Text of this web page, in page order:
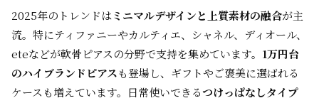
2025年のトレンドはミニマルデザインと上質素材の融合が主
流。特にティファニーやカルティエ、シャネル、ディオール、
eteなどが軟骨ピアスの分野で支持を集めています。 1万円台
のハイブランドピアスも登場し、ギフトやご褒美に選ばれる
ケースも増えています。日常使いできるつけっぱなしタイプ